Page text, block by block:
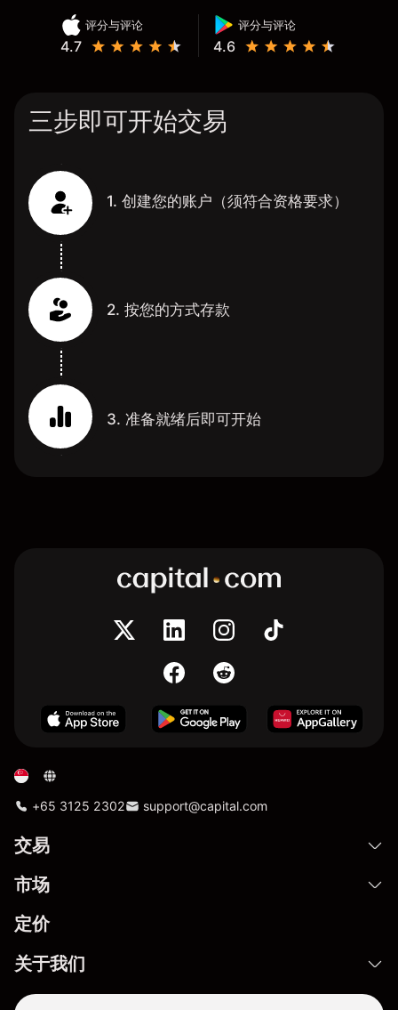
评分与评论
4.7
评分与评论
4.6
三步即可开始交易
1. 创建您的账户（须符合资格要求）
2. 按您的方式存款
3. 准备就绪后即可开始
+65 3125 2302 support@capital.com
交易
市场
定价
关于我们